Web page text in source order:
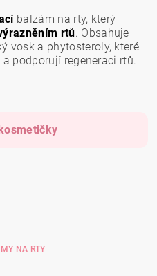
balzám na rty, který
rtů. Obsahuje
vosk a phytosteroly, které
podporují regeneraci rtů.
NA RTY